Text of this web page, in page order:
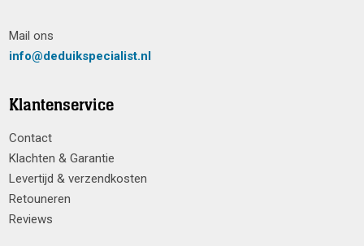
Mail ons
info@deduikspecialist.nl
Klantenservice
Contact
Klachten & Garantie
Levertijd & verzendkosten
Retouneren
Reviews